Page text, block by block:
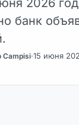
банк
Campisi 15 июня